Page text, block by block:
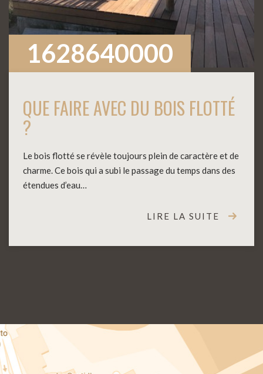
1628640000
QUE FAIRE AVEC DU BOIS FLOTTÉ
?
Le bois flotté se révèle toujours plein de caractère et de
charme. Ce bois qui a subi le passage du temps dans des
étendues d’eau…
LIRE LA SUITE